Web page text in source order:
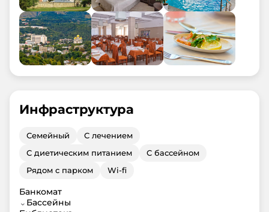
Инфраструктура
Семейный
С лечением
С диетическим питанием
С бассейном
Рядом с парком
Wi-fi
Банкомат
⌄ Бассейны